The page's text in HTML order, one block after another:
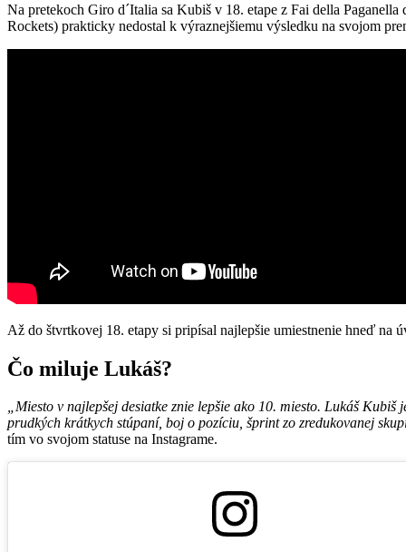
Na pretekoch Giro d´Italia sa Kubiš v 18. etape z Fai della
Rockets) prakticky nedostal k výraznejšiemu výsledku na svojom
Až do štvrtkovej 18. etapy si pripísal najlepšie umiestnenie hneď na
Čo miluje Lukáš?
„Miesto v najlepšej desiatke znie lepšie ako 10. miesto. Lukáš
prudkých krátkych stúpaní, boj o pozíciu, šprint zo zredukovanej
tím vo svojom statuse na Instagrame.